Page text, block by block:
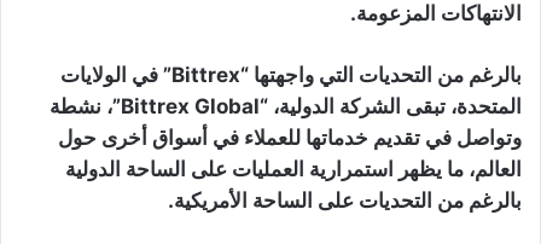
الانتهاكات المزعومة.
بالرغم من التحديات التي واجهتها “Bittrex” في الولايات
المتحدة، تبقى الشركة الدولية، “Bittrex Global”، نشطة
وتواصل في تقديم خدماتها للعملاء في أسواق أخرى حول
العالم، ما يظهر استمرارية العمليات على الساحة الدولية
بالرغم من التحديات على الساحة الأمريكية.